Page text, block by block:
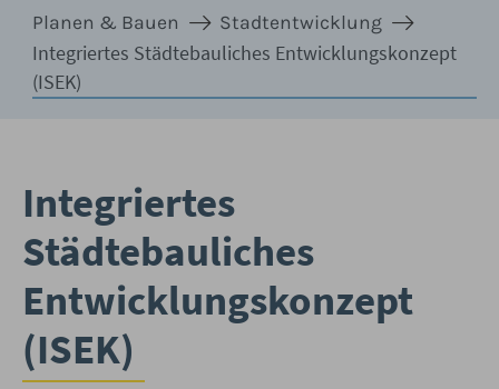
Planen & Bauen
Stadtentwicklung
Integriertes Städtebauliches Entwicklungskonzept
(ISEK)
Integriertes
Städtebauliches
Entwicklungskonzept
(ISEK)